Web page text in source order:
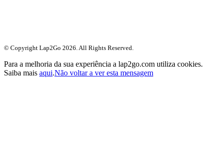
© Copyright Lap2Go 2026 . All Rights Reserved.
Para a melhoria da sua experiência a lap2go.com utiliza cookies.
Saiba mais aqui.Não voltar a ver esta mensagem